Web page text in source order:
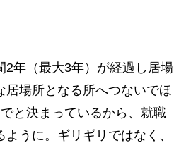
2年（最大3年）が経過し居場
場所となる所へつないでほ
と決まっているから、就職
うに。ギリギリではなく、